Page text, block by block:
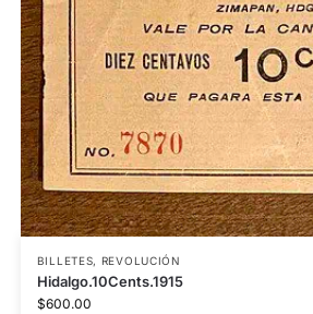
BILLETES, REVOLUCIÓN
Hidalgo.10Cents.1915
$600.00